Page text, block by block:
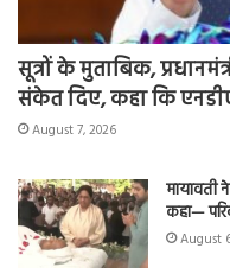
सूत्रों के मुताबिक,
संकेत दिए, कहा कि
August 7, 2026
मायावती
कहा—
August